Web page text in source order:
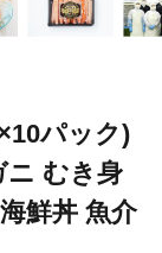
パック)
ニ むき身
鮮丼 魚介